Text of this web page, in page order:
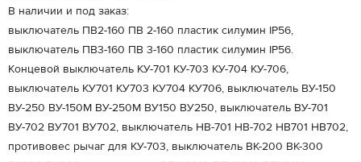
В наличии и под заказ:
выключатель ПВ2-160 ПВ 2-160 пластик силумин IP56,
выключатель ПВ3-160 ПВ 3-160 пластик силумин IP56.
Концевой выключатель КУ-701 КУ-703 КУ-704 КУ-706,
выключатель КУ701 КУ703 КУ704 КУ706, выключатель ВУ-150
ВУ-250 ВУ-150М ВУ-250М ВУ150 ВУ250, выключатель ВУ-701
ВУ-702 ВУ701 ВУ702, выключатель НВ-701 НВ-702 НВ701 НВ702,
противовес рычаг для КУ-703, выключатель ВК-200 ВК-300